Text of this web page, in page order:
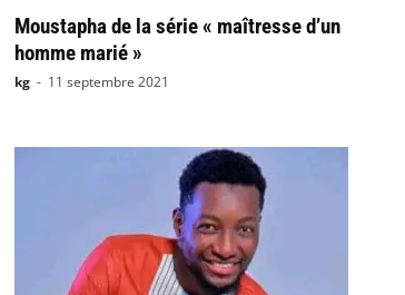
Moustapha de la série « maîtresse d’un
homme marié »
kg - 11 septembre 2021